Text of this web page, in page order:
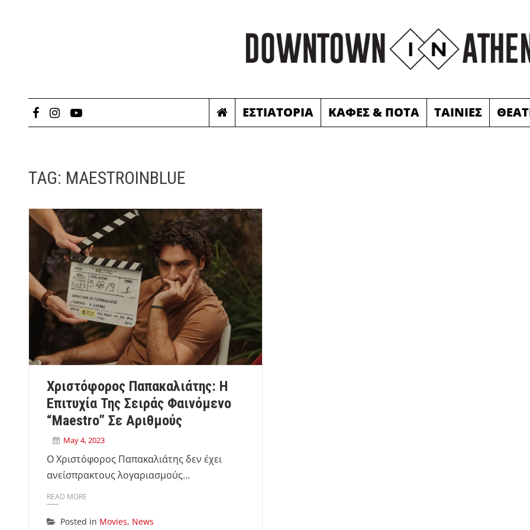
ΕΣΤΙΑΤΟΡΙΑ ΚΑΦΕΣ & ΠΟΤΑ ΤΑΙΝΙΕΣ
TAG: MAESTROINBLUE
Χριστόφορος Παπακαλιάτης: Η
Επιτυχία Της Σειράς Φαινόμενο
“Maestro” Σε Αριθμούς
May 4, 2023
Ο Χριστόφορος Παπακαλιάτης δεν έχει
ανείσπρακτους λογαριασμούς…
READ MORE
Posted in Movies, News